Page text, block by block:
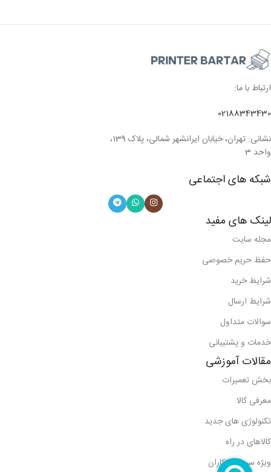
ارتباط با ما:
02188343430
نشانی: تهران، خیابان ایرانشهر شمالی، پلاک 139،
واحد 3
شبکه های اجتماعی
لینک های مفید
مجله سایت
حفظ حریم خصوصی
شرایط خرید
شرایط ارسال
سوالات متداول
خدمات و پشتیبانی
مقالات آموزشی
بخش تعمیرات
معرفی کالا
تکنولوژی های جدید
کالاهای در راه
ویژه سرویس کاران